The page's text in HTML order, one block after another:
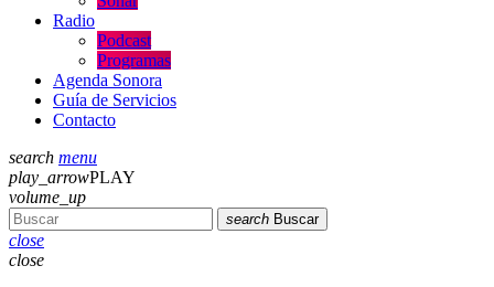
Radio
Podcast
Programas
Agenda Sonora
Guía de Servicios
Contacto
search menu
play_arrowPLAY
volume_up
search Buscar
close
close